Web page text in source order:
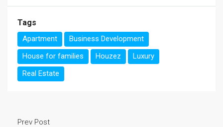
Tags
Apartment
Business Development
House for families
Houzez
Luxury
Real Estate
Prev Post